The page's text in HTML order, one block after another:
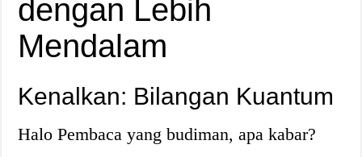
dengan Lebih
Mendalam
Kenalkan: Bilangan Kuantum
Halo Pembaca yang budiman, apa kabar?